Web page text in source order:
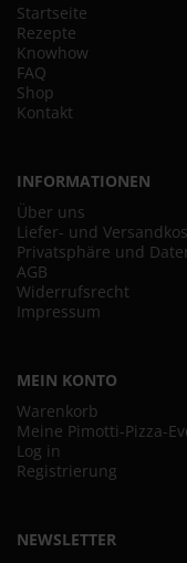
Startseite
Rezepte
Knowhow
FAQ
Shop
Kontakt
INFORMATIONEN
Über uns
Liefer- und
Privatsphäre und
AGB
Widerrufsrecht
Impressum
MEIN KONTO
Warenkorb
Meine Pimotti-Pizza-
Log in
Registrierung
NEWSLETTER